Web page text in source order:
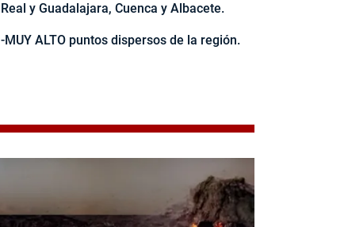
Real y Guadalajara, Cuenca y Albacete.
-MUY ALTO puntos dispersos de la región.